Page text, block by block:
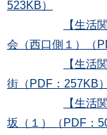
523KB）
【生活
会（西口側１）（
【生活
街（PDF：257KB）
【生活
坂（１）（PDF：